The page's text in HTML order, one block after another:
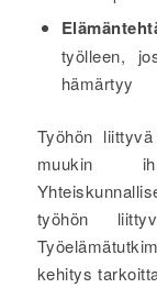
työlleen,
hämärtyy
Työhön
muukin
työhön
kehitys